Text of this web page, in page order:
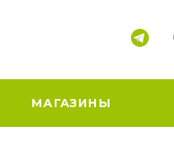
МАГАЗИНЫ